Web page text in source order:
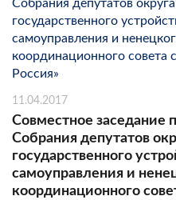
11.04.2017
Совместное заседание
Собрания депутатов
государственного
самоуправления и
координационного